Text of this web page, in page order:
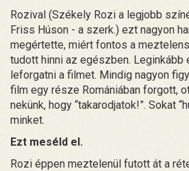
Rozival (Székely Rozi a legjobb
Friss Húson - a szerk.) ezt nagyon
megértette, miért fontos a
tudott hinni az egészben. Leginkább
leforgatni a filmet. Mindig nagyon
film egy része Romániában forgott,
nekünk, hogy “takarodjatok!”. Sokat
minket.
Ezt meséld el.
Rozi éppen meztelenül futott át a